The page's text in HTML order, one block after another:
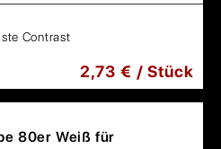
Contrast
2,73 € / Stück
80er Weiß für